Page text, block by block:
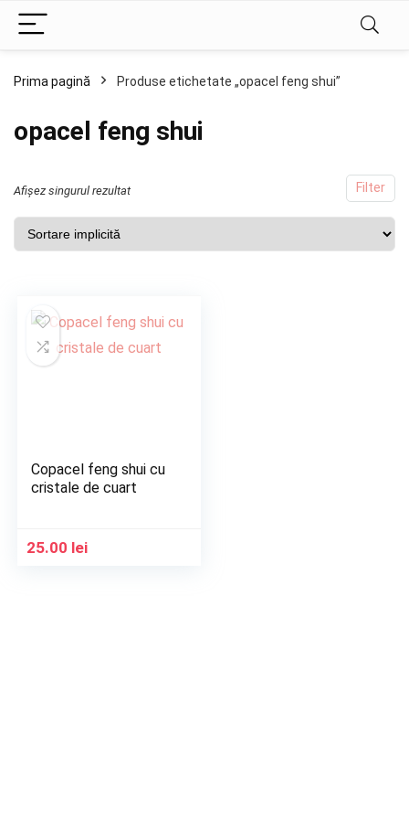
Prima pagină Produse etichetate „opacel feng shui”
opacel feng shui
Filter
Afișez singurul rezultat
Copacel feng shui cu
cristale de cuart
25.00 lei